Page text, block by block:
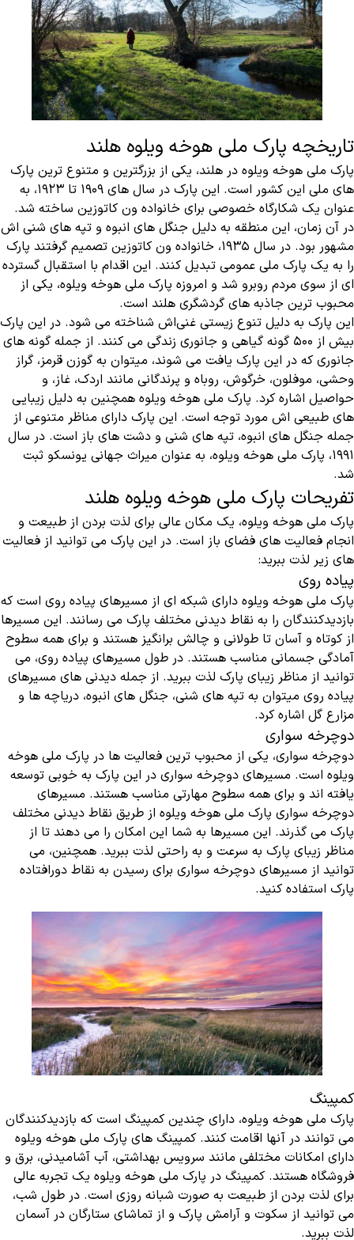
تاریخچه پارک ملی هوخه ویلوه هلند
پارک ملی هوخه ویلوه در هلند، یکی از بزرگترین و متنوع ترین پارک‌
های ملی این کشور است. این پارک در سال‌ های ۱۹۰۹ تا ۱۹۲۳، به
عنوان یک شکارگاه خصوصی برای خانواده ون کاتوزین ساخته شد.
در آن زمان، این منطقه به دلیل جنگل‌ های انبوه و تپه‌ های شنی ‌اش
مشهور بود. در سال ۱۹۳۵، خانواده ون کاتوزین تصمیم گرفتند پارک
را به یک پارک ملی عمومی تبدیل کنند. این اقدام با استقبال گسترده
‌ای از سوی مردم روبرو شد و امروزه پارک ملی هوخه ویلوه، یکی از
محبوب‌ ترین جاذبه‌ های گردشگری هلند است.
این پارک به دلیل تنوع زیستی غنی‌‌اش شناخته می ‌شود. در این پارک
بیش از ۵۰۰ گونه گیاهی و جانوری زندگی می‌ کنند. از جمله گونه ‌های
جانوری که در این پارک یافت می ‌شوند، میتوان به گوزن قرمز، گراز
وحشی، موفلون، خرگوش، روباه و پرندگانی مانند اردک، غاز، و
حواصیل اشاره کرد. پارک ملی هوخه ویلوه همچنین به دلیل زیبایی
‌های طبیعی ‌اش مورد توجه است. این پارک دارای مناظر متنوعی از
جمله جنگل‌ های انبوه، تپه‌ های شنی و دشت ‌های باز است. در سال
۱۹۹۱، پارک ملی هوخه ویلوه، به عنوان میراث جهانی یونسکو ثبت
شد.
تفریحات پارک ملی هوخه ویلوه هلند
پارک ملی هوخه ویلوه، یک مکان عالی برای لذت بردن از طبیعت و
انجام فعالیت ‌های فضای باز است. در این پارک می ‌توانید از فعالیت‌
های زیر لذت ببرید:
پیاده‌ روی
پارک ملی هوخه ویلوه دارای شبکه ‌ای از مسیرهای پیاده‌ روی است که
بازدیدکنندگان را به نقاط دیدنی مختلف پارک می ‌رسانند. این مسیرها
از کوتاه و آسان تا طولانی و چالش برانگیز هستند و برای همه سطوح
آمادگی جسمانی مناسب هستند. در طول مسیرهای پیاده ‌روی، می‌
توانید از مناظر زیبای پارک لذت ببرید. از جمله دیدنی ‌های مسیرهای
پیاده ‌روی میتوان به تپه‌ های شنی، جنگل‌ های انبوه، دریاچه‌ ها و
مزارع گل اشاره کرد.
دوچرخه‌ سواری
دوچرخه ‌سواری، یکی از محبوب‌ ترین فعالیت‌ ها در پارک ملی هوخه
ویلوه است. مسیرهای دوچرخه‌ سواری در این پارک به خوبی توسعه
یافته ‌اند و برای همه سطوح مهارتی مناسب هستند. مسیرهای
دوچرخه‌ سواری پارک ملی هوخه ویلوه از طریق نقاط دیدنی مختلف
پارک می ‌گذرند. این مسیرها به شما این امکان را می‌ دهند تا از
مناظر زیبای پارک به سرعت و به راحتی لذت ببرید. همچنین، می
‌توانید از مسیرهای دوچرخه‌ سواری برای رسیدن به نقاط دورافتاده
پارک استفاده کنید.
کمپینگ
پارک ملی هوخه ویلوه، دارای چندین کمپینگ است که بازدیدکنندگان
می ‌توانند در آ‌نها اقامت کنند. کمپینگ‌ های پارک ملی هوخه ویلوه
دارای امکانات مختلفی مانند سرویس بهداشتی، آب آشامیدنی، برق و
فروشگاه هستند. کمپینگ در پارک ملی هوخه ویلوه یک تجربه عالی
برای لذت بردن از طبیعت به صورت شبانه ‌روزی است. در طول شب،
می ‌توانید از سکوت و آرامش پارک و از تماشای ستارگان در آسمان
لذت ببرید.